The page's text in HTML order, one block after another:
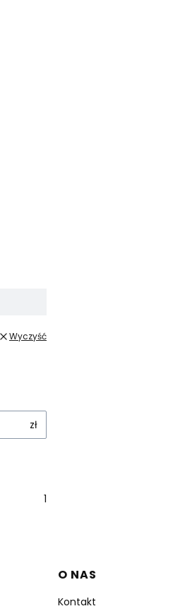
Wyczyść
zł
1
Linki w stopce
O NAS
Kontakt